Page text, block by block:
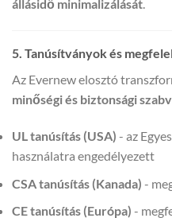
állásidő minimalizálását.
5. Tanúsítványok és
Az Evernew elosztó
minőségi és biztonsági
UL tanúsítás (USA) - az
használatra engedélyezett
CSA tanúsítás (Kanada) -
CE tanúsítás (Európa) -